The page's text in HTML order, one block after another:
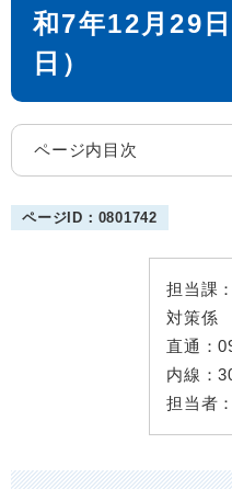
和7年12月29
日）
ページ内目次
ページID：0801742
担当課：
対策係
直通：
内線：
担当者：